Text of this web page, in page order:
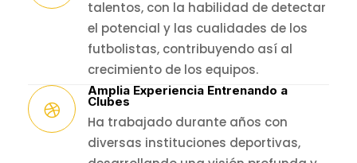
talentos, con la habilidad de detectar
el potencial y las cualidades de los
futbolistas, contribuyendo así al
crecimiento de los equipos.
Amplia Experiencia Entrenando a
Clubes
Ha trabajado durante años con
diversas instituciones deportivas,